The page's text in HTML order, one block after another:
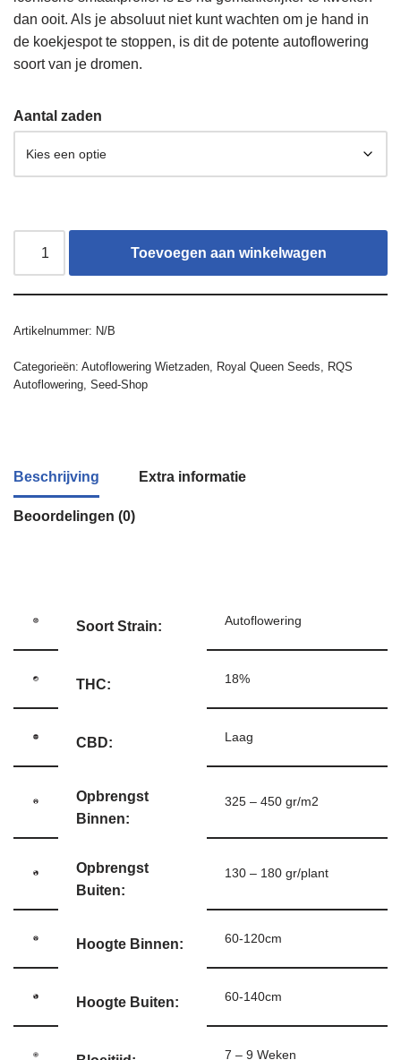
dan ooit. Als je absoluut niet kunt wachten om je hand in
de koekjespot te stoppen, is dit de potente autoflowering
soort van je dromen.
Aantal zaden
Toevoegen aan winkelwagen
Artikelnummer: N/B
Categorieën: Autoflowering Wietzaden, Royal Queen Seeds, RQS
Autoflowering, Seed-Shop
Beschrijving Extra informatie
Beoordelingen (0)
Soort Strain: Autoflowering
THC: 18%
CBD: Laag
Opbrengst
Binnen:
325 – 450 gr/m2
Opbrengst
Buiten:
130 – 180 gr/plant
Hoogte Binnen: 60-120cm
Hoogte Buiten: 60-140cm
7 – 9 Weken